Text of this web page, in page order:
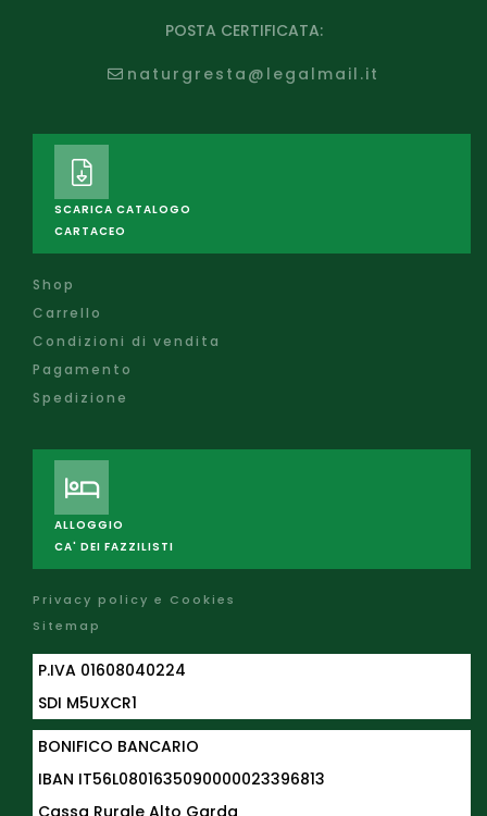
POSTA CERTIFICATA:
naturgresta@legalmail.it
SCARICA CATALOGO
CARTACEO
Shop
Carrello
Condizioni di vendita
Pagamento
Spedizione
ALLOGGIO
CA' DEI FAZZILISTI
Privacy policy e Cookies
Sitemap
P.IVA 01608040224
SDI M5UXCR1
BONIFICO BANCARIO
IBAN IT56L0801635090000023396813